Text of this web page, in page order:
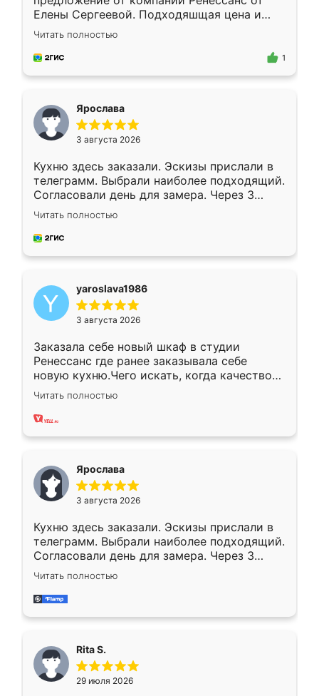
Елены Сергеевой. Подходяшщая цена и
короткие сроки изготовления. Приехавший
для замера сотрудник Владислав
предложил по моему эскизу самый
Читать полностью
1
Ярослава
3 августа 2026
Кухню здесь заказали. Эскизы прислали в
телеграмм. Выбрали наиболее подходящий.
Согласовали день для замера. Через 3
недели кухня была уже готова. Остались
довольны работой. Спасибо Ренессанс
мебель за качественную работу!
Читать полностью
yaroslava1986
3 августа 2026
Заказала себе новый шкаф в студии
Ренессанс где ранее заказывала себе
новую кухню.Чего искать, когда качеством
вполне довольна. Служит кухня уже почти
два года, нареканий нет.
Читать полностью
Ярослава
3 августа 2026
Кухню здесь заказали. Эскизы прислали в
телеграмм. Выбрали наиболее подходящий.
Согласовали день для замера. Через 3
недели кухня была уже готова. Остались
довольны работой. Спасибо Ренессанс
мебель за качественную работу!
Читать полностью
Rita S.
29 июля 2026